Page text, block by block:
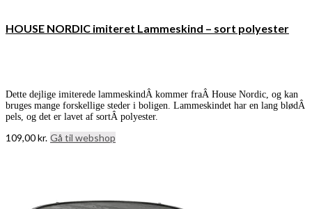
HOUSE NORDIC imiteret Lammeskind – sort polyester
Dette dejlige imiterede lammeskindÂ kommer fraÂ House Nordic, og kan
bruges mange forskellige steder i boligen. Lammeskindet har en lang blødÂ
pels, og det er lavet af sortÂ polyester.
109,00kr. Gå til webshop